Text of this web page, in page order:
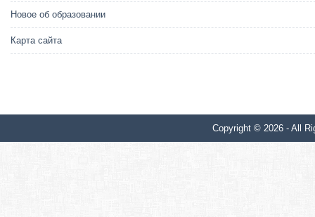
Новое об образовании
Карта сайта
Copyright © 2026 - All